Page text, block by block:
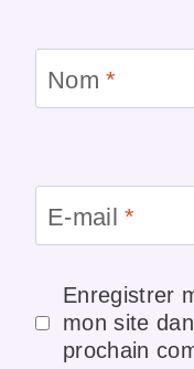
Nom*
E-mail*
Enregistrer
mon site
prochain